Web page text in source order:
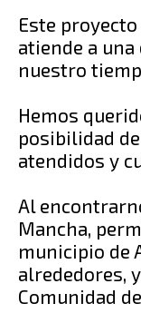
Este
atiende a
nuestro
Hemos
posibilidad
atendidos y
Al
Mancha,
municipio de
alrededores,
Comunidad